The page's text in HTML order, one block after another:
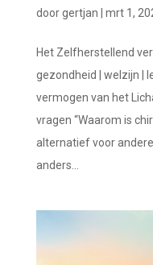
doorgertjan mrt 1,
Het Zelfherstellend
gezondheid | welzijn |
vermogen van het
vragen “Waarom is
alternatief voor
anders...